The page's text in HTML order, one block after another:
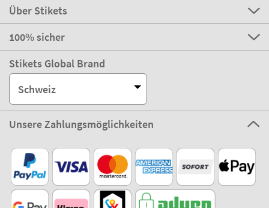
Über Stikets
100% sicher
Stikets Global Brand
Schweiz
Unsere Zahlungsmöglichkeiten